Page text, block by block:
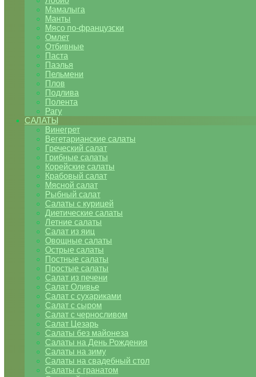
Мамалыга
Манты
Мясо по-французски
Омлет
Отбивные
Паста
Паэлья
Пельмени
Плов
Подлива
Полента
Рагу
САЛАТЫ
Винегрет
Вегетарианские салаты
Греческий салат
Грибные салаты
Корейские салаты
Крабовый салат
Мясной салат
Рыбный салат
Салаты с курицей
Диетические салаты
Летние салаты
Салат из яиц
Овощные салаты
Острые салаты
Постные салаты
Простые салаты
Салат из печени
Салат Оливье
Салат с сухариками
Салат с сыром
Салат с черносливом
Салат Цезарь
Салаты без майонеза
Салаты на День Рождения
Салаты на зиму
Салаты на свадебный стол
Салаты с гранатом